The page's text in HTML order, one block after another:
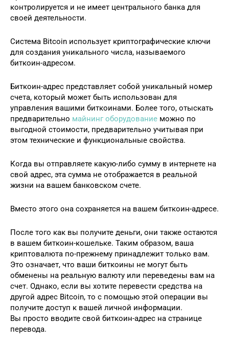
контролируется и не имеет центрального банка для
своей деятельности.
Система Bitcoin использует криптографические ключи
для создания уникального числа, называемого
биткоин-адресом.
Биткоин-адрес представляет собой уникальный номер
счета, который может быть использован для
управления вашими биткоинами. Более того, отыскать
предварительно майнинг оборудование можно по
выгодной стоимости, предварительно учитывая при
этом технические и функциональные свойства.
Когда вы отправляете какую-либо сумму в интернете на
свой адрес, эта сумма не отображается в реальной
жизни на вашем банковском счете.
Вместо этого она сохраняется на вашем биткоин-адресе.
После того как вы получите деньги, они также остаются
в вашем биткоин-кошельке. Таким образом, ваша
криптовалюта по-прежнему принадлежит только вам.
Это означает, что ваши биткоины не могут быть
обменены на реальную валюту или переведены вам на
счет. Однако, если вы хотите перевести средства на
другой адрес Bitcoin, то с помощью этой операции вы
получите доступ к вашей личной информации.
Вы просто вводите свой биткоин-адрес на странице
перевода.